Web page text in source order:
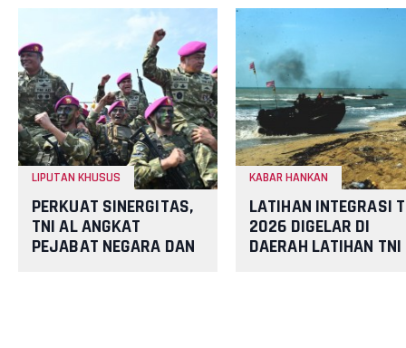
LIPUTAN KHUSUS
PERKUAT SINERGITAS,
TNI AL ANGKAT
PEJABAT NEGARA DAN
KABAR HANKAN
LATIHAN INTEGRASI
2026 DIGELAR DI
DAERAH LATIHAN TNI